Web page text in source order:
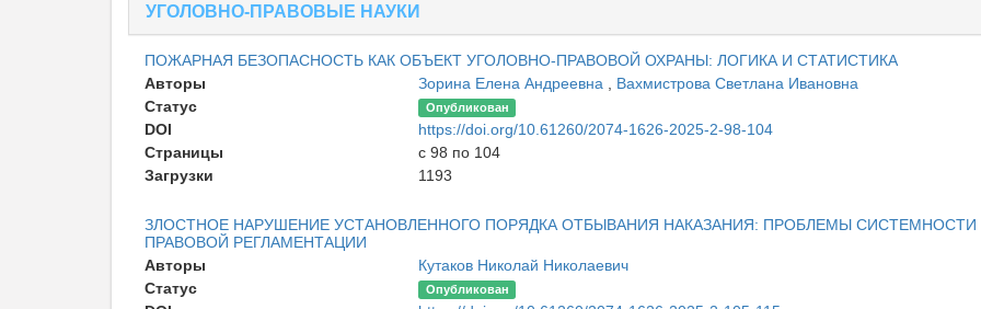
УГОЛОВНО-ПРАВОВЫЕ НАУКИ
ПОЖАРНАЯ БЕЗОПАСНОСТЬ КАК ОБЪЕКТ УГОЛОВНО-ПРАВОВОЙ ОХРАНЫ: ЛОГИКА И СТАТИСТИКА
Авторы
Зорина Елена Андреевна
Вахмистрова Светлана Ивановна
Статус
Опубликован
DOI
https://doi.org/10.61260/2074-1626-2025-2-98-104
Страницы
с 98 по 104
Загрузки
1193
ЗЛОСТНОЕ НАРУШЕНИЕ УСТАНОВЛЕННОГО ПОРЯДКА ОТБЫВАНИЯ НАКАЗАНИЯ: ПРОБЛЕМЫ СИСТЕМНОСТИ
ПРАВОВОЙ РЕГЛАМЕНТАЦИИ
Авторы
Кутаков Николай Николаевич
Статус
Опубликован